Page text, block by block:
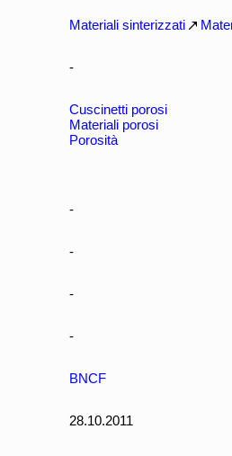
Materiali sinterizzati
-
Cuscinetti porosi
Materiali porosi
Porosità
-
-
-
-
BNCF
28.10.2011